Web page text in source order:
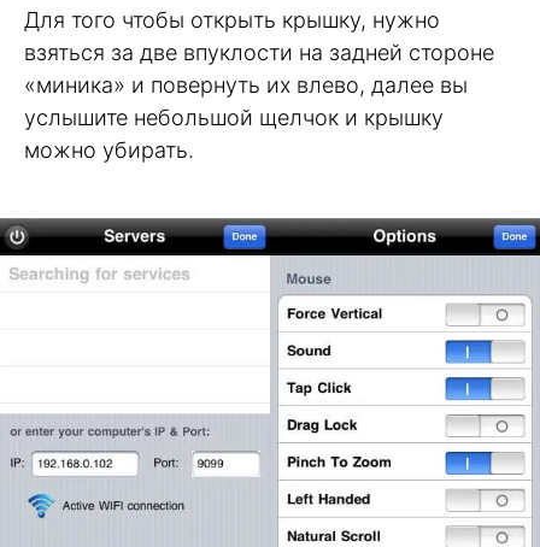
Для того чтобы открыть крышку, нужно
взяться за две впуклости на задней стороне
«миника» и повернуть их влево, далее вы
услышите небольшой щелчок и крышку
можно убирать.